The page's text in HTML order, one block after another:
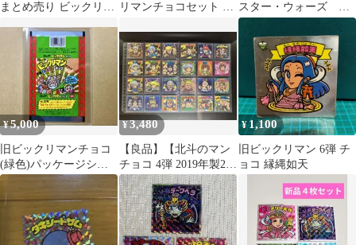
まとめ売り ビックリマ
リマンチョコセット 特
1000冊限定品
スター・ウォーズ シ
ール 24枚 セット
¥5,000
旧ビックリマンチョコ
(緑色)パッケージシー
ト ロッテ スーパーゼウ
ス 十字架天使
¥3,480
【良品】【北斗のマン
チョコ 4弾 2019年製24
種コンプセット】
¥1,100
旧ビックリマン 6弾 チ
ョコ 縁縄如天